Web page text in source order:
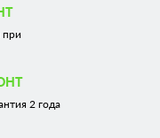
при
2 года